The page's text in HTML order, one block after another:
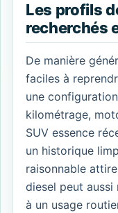
Les profils
recherchés
De manière
faciles à
une
kilométrage,
SUV essence
un historique
raisonnable
diesel peut
à un usage